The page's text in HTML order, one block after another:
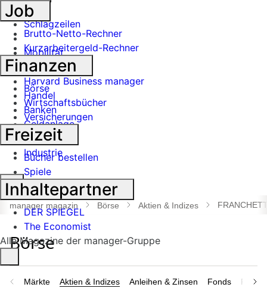
Schlagzeilen
Mobilität
Tech
Harvard Business manager
Handel
Banken
Geldanlage
Börse
Industrie
Suche
öffnen
manager magazin Börse Aktien & Indizes
Märkte Aktien & Indizes Anleihen & Zinsen Fonds
Job
Brutto-Netto-Rechner
Kurzarbeitergeld-Rechner
Finanzen
Börse
Wirtschaftsbücher
Versicherungen
Freizeit
Bücher bestellen
Spiele
Inhaltepartner
DER SPIEGEL
The Economist
Alle Magazine der manager-Gruppe